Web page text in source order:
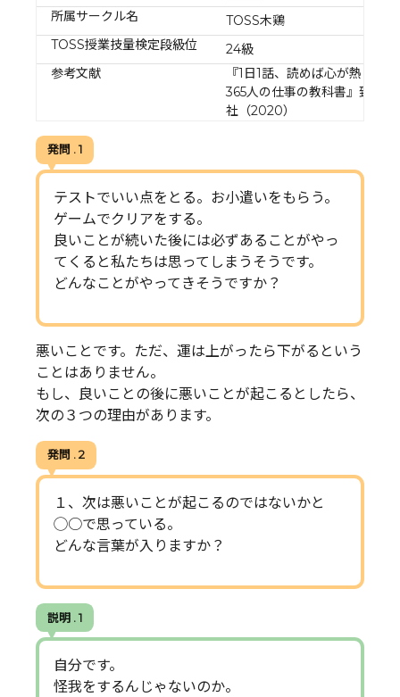
所属サークル名
TOSS木鶏
TOSS授業技量検定段級位
24級
参考文献
『1日1話、読めば心が熱くなる
365人の仕事の教科書』致知出
社（2020）
発問 . 1
テストでいい点をとる。お小遣いをもらう。
ゲームでクリアをする。
良いことが続いた後には必ずあることがやっ
てくると私たちは思ってしまうそうです。
どんなことがやってきそうですか？
悪いことです。ただ、運は上がったら下がるという
ことはありません。
もし、良いことの後に悪いことが起こるとしたら、
次の３つの理由があります。
発問 . 2
１、次は悪いことが起こるのではないかと
◯○で思っている。
どんな言葉が入りますか？
説明 . 1
自分です。
怪我をするんじゃないのか。